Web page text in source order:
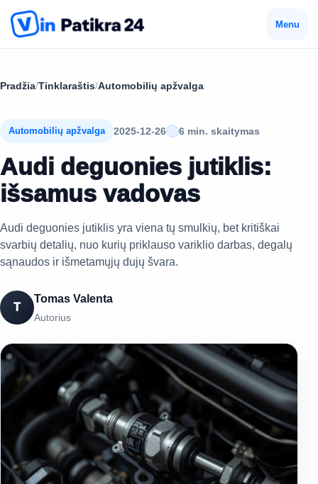
Menu
Pradžia/Tinklaraštis/Automobilių apžvalga
Automobilių apžvalga 2025-12-26 6 min. skaitymas
Audi deguonies jutiklis:
išsamus vadovas
Audi deguonies jutiklis yra viena tų smulkių, bet kritiškai
svarbių detalių, nuo kurių priklauso variklio darbas, degalų
sąnaudos ir išmetamųjų dujų švara.
T
Tomas Valenta
Autorius